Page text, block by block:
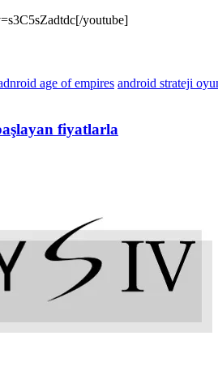
youtube]
age of empires android strateji
fiyatlarla